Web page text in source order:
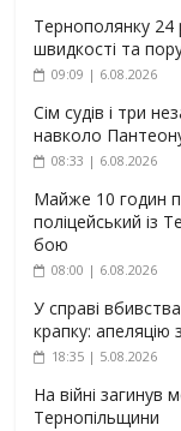
Тернополянку
швидкості та
09:09 | 6.08.2026
Сім судів і три
навколо
08:33 | 6.08.2026
Майже 10 годин
поліцейський із
бою
08:00 | 6.08.2026
У справі
крапку: апеляцію
18:35 | 5.08.2026
На війні
Тернопільщини